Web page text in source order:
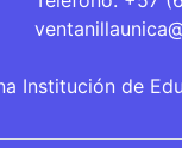
Institución de